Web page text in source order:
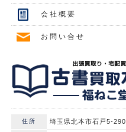
会社概要
お問い合せ
住所 埼玉県北本市石戸5-290